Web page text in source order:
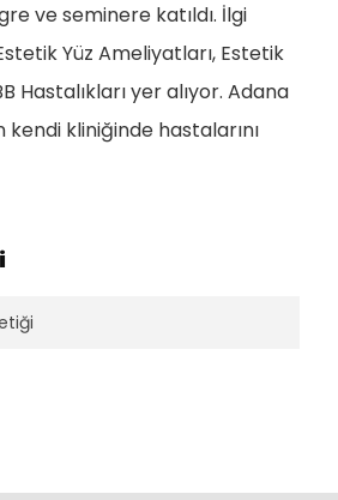
ve seminere katıldı. İlgi
Yüz Ameliyatları, Estetik
Hastalıkları yer alıyor. Adana
kendi kliniğinde hastalarını